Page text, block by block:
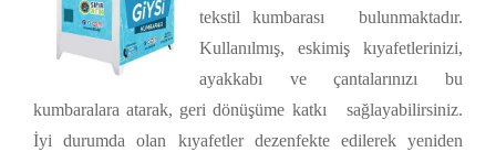
tekstil kumbarası bulunmaktadır.
Kullanılmış, eskimiş kıyafetlerinizi,
ayakkabı ve çantalarınızı bu
kumbaralara atarak, geri dönüşüme katkı sağlayabilirsiniz.
İyi durumda olan kıyafetler dezenfekte edilerek yeniden